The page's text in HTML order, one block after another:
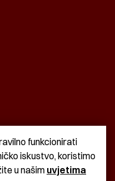
funkcionirati
iskustvo, koristimo
u našim uvjetima